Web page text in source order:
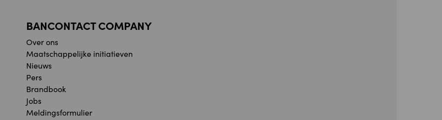
BANCONTACT COMPANY
Over ons
Maatschappelijke initiatieven
Nieuws
Pers
Brandbook
Jobs
Meldingsformulier